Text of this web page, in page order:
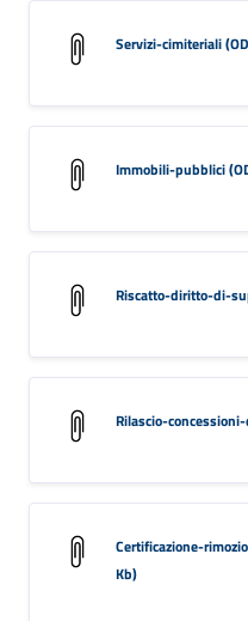
Servizi-cimiteriali
Immobili-pubblici
Riscatto-diritto-di-
Rilascio-
Certificazione-
Kb)